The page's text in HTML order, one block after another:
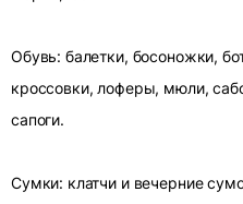
Обувь: балетки, босоножки,
кроссовки, лоферы, мюли,
сапоги.
Сумки: клатчи и вечерние